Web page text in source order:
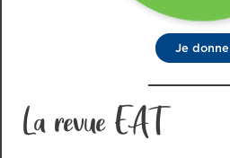
Je donne
La revue EAT